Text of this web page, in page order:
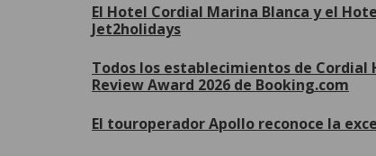
El Hotel Cordial Marina Blanca y el
Jet2holidays
Todos los establecimientos de
Review Award 2026 de Booking.com
El touroperador Apollo reconoce la